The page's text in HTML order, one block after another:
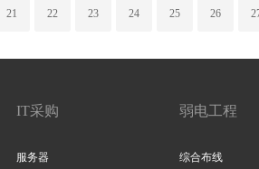
21 22 23 24 25 26
IT采购
服务器
弱电工程
综合布线